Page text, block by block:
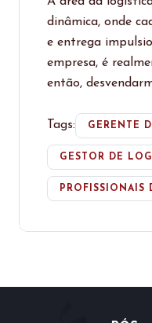
dinâmica, onde
e entrega
empresa, é
então,
Tags: GERENTE
GESTOR DE
PROFISSIONAIS